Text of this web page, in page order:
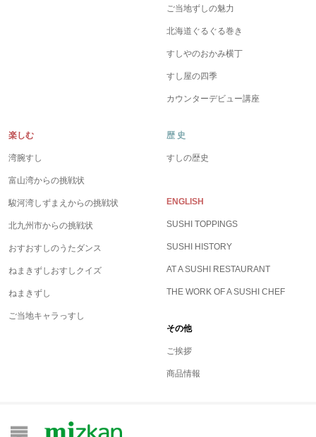
ご当地ずしの魅力
北海道ぐるぐる巻き
すしやのおかみ横丁
すし屋の四季
カウンターデビュー講座
楽しむ
湾腕すし
富山湾からの挑戦状
駿河湾しずまえからの挑戦状
北九州市からの挑戦状
おすおすしのうたダンス
ねまきずしおすしクイズ
ねまきずし
ご当地キャラっすし
歴 史
すしの歴史
ENGLISH
SUSHI TOPPINGS
SUSHI HISTORY
AT A SUSHI RESTAURANT
THE WORK OF A SUSHI CHEF
その他
ご挨拶
商品情報